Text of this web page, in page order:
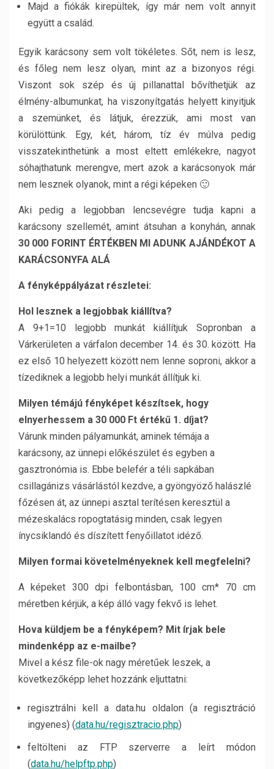
Majd a fiókák kirepültek, így már nem volt annyit
együtt a család.
Egyik karácsony sem volt tökéletes. Sőt, nem is lesz,
és főleg nem lesz olyan, mint az a bizonyos régi.
Viszont sok szép és új pillanattal bővíthetjük az
élmény-albumunkat, ha viszonyítgatás helyett kinyitjuk
a szemünket, és látjuk, érezzük, ami most van
körülöttünk. Egy, két, három, tíz év múlva pedig
visszatekinthetünk a most eltett emlékekre, nagyot
sóhajthatunk merengve, mert azok a karácsonyok már
nem lesznek olyanok, mint a régi képeken 🙂
Aki pedig a legjobban lencsevégre tudja kapni a
karácsony szellemét, amint átsuhan a konyhán, annak
30 000 FORINT ÉRTÉKBEN MI ADUNK AJÁNDÉKOT A
KARÁCSONYFA ALÁ
A fényképpályázat részletei:
Hol lesznek a legjobbak kiállítva?
A 9+1=10 legjobb munkát kiállítjuk Sopronban a
Várkerületen a várfalon december 14. és 30. között. Ha
ez első 10 helyezett között nem lenne soproni, akkor a
tízediknek a legjobb helyi munkát állítjuk ki.
Milyen témájú fényképet készítsek, hogy
elnyerhessem a 30 000 Ft értékű 1. díjat?
Várunk minden pályamunkát, aminek témája a
karácsony, az ünnepi előkészület és egyben a
gasztronómia is. Ebbe belefér a téli sapkában
csillagánizs vásárlástól kezdve, a gyöngyöző halászlé
főzésen át, az ünnepi asztal terítésen keresztül a
mézeskalács ropogtatásig minden, csak legyen
ínycsiklandó és díszített fenyőillatot idéző.
Milyen formai követelményeknek kell megfelelni?
A képeket 300 dpi felbontásban, 100 cm* 70 cm
méretben kérjük, a kép álló vagy fekvő is lehet.
Hova küldjem be a fényképem? Mit írjak bele
mindenképp az e-mailbe?
Mivel a kész file-ok nagy méretűek leszek, a
következőképp lehet hozzánk eljuttatni:
regisztrálni kell a data.hu oldalon (a regisztráció
ingyenes) (data.hu/regisztracio.php)
feltölteni az FTP szerverre a leírt módon
(data.hu/helpftp.php)